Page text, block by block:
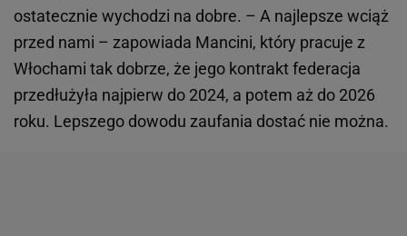
ostatecznie wychodzi na dobre. – A najlepsze wciąż
przed nami – zapowiada Mancini, który pracuje z
Włochami tak dobrze, że jego kontrakt federacja
przedłużyła najpierw do 2024, a potem aż do 2026
roku. Lepszego dowodu zaufania dostać nie można.